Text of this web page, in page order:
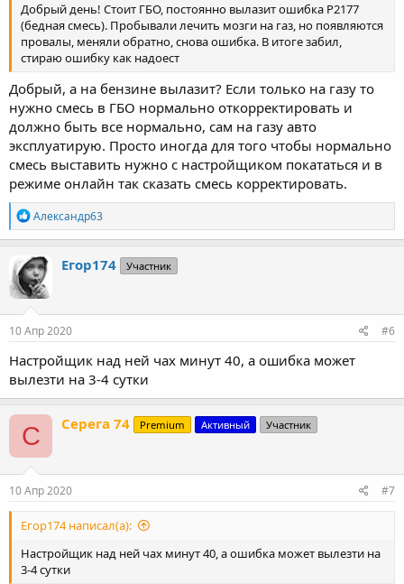
Добрый день! Стоит ГБО, постоянно вылазит ошибка Р2177
(бедная смесь). Пробывали лечить мозги на газ, но появляются
провалы, меняли обратно, снова ошибка. В итоге забил,
стираю ошибку как надоест
Добрый, а на бензине вылазит? Если только на газу то
нужно смесь в ГБО нормально откорректировать и
должно быть все нормально, сам на газу авто
эксплуатирую. Просто иногда для того чтобы нормально
смесь выставить нужно с настройщиком покататься и в
режиме онлайн так сказать смесь корректировать.
Р
е
а
к
ц
и
и
:
Александр63
Егор174 Участник
10 Апр 2020 #6
Настройщик над ней чах минут 40, а ошибка может
вылезти на 3-4 сутки
С Серега 74 Premium Активный Участник
10 Апр 2020 #7
Егор174 написал(а):
Настройщик над ней чах минут 40, а ошибка может вылезти на
3-4 сутки